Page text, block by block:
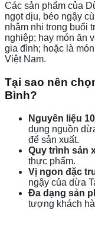
Các sản phẩm của
ngọt dịu, béo ngậy
nhâm nhi trong buổi
nghiệp; hay món ăn
gia đình; hoặc là
Việt Nam.
Tại sao nên
Bình?
Nguyên liệu
dụng nguồn
để sản xuất.
Quy trình sản
thực phẩm.
Vị ngon đặc
ngậy của dừa
Đa dạng sản
tượng khách